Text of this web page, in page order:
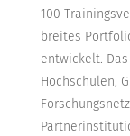
100
breites
entwickelt.
Hochschulen,